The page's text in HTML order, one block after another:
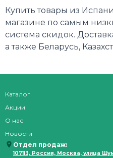
Купить товары из
магазине по самым
система скидок.
а также Беларусь,
Каталог
Акции
О нас
Новости
Отдел продаж:
107113, Россия, Москва, улица